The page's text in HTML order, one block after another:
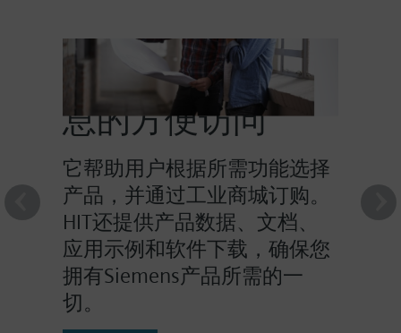
HIT提供对产品信
息的方便访问
它帮助用户根据所需功能选择
产品，并通过工业商城订购。
HIT还提供产品数据、文档、
应用示例和软件下载，确保您
拥有Siemens产品所需的一
切。